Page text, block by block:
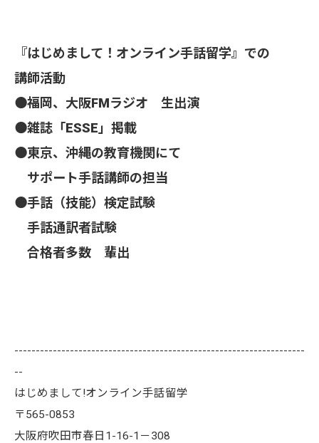
『はじめまして！オンライン手話留学』での
講師活動
⚫️福岡、大阪FMラジオ 生出演
⚫雑誌「ESSE」掲載
⚫️東京、沖縄の教育機関にて
サポート手話講師の担当
⚫️手話（技能）検定試験
手話通訳者試験
合格者多数 輩出
--------------------------------------------------------------------
--
はじめまして!オンライン手話留学
〒565-0853
大阪府吹田市春日1-16-1－308